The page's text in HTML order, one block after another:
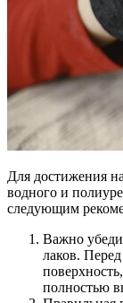
Для достижения
водного и
следующим
Важно
лаков.
полностью